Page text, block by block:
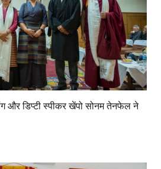
और डिप्टी स्पीकर खेंपो सोनम तेनफेल ने